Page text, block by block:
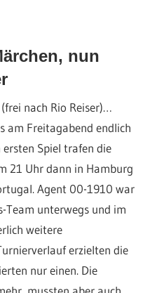
nun
nach Rio Reiser)…
am Freitagabend endlich
Spiel trafen die
21 Uhr dann in Hamburg
Agent 00-1910 war
Team unterwegs und im
weitere
erzielten die
nur einen. Die